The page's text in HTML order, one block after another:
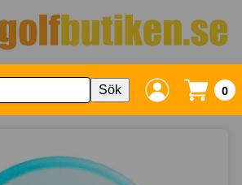
Sök 0